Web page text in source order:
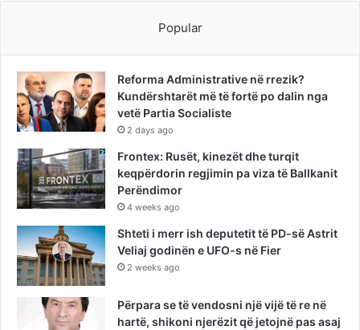
Popular
Reforma Administrative në rrezik?
Kundërshtarët më të fortë po dalin nga
vetë Partia Socialiste
2 days ago
Frontex: Rusët, kinezët dhe turqit
keqpërdorin regjimin pa viza të Ballkanit
Perëndimor
4 weeks ago
Shteti i merr ish deputetit të PD-së Astrit
Veliaj godinën e UFO-s në Fier
2 weeks ago
Përpara se të vendosni një vijë të re në
hartë, shikoni njerëzit që jetojnë pas asaj